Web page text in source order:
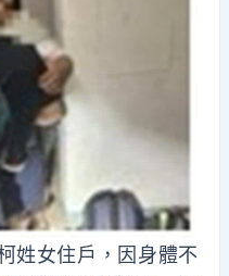
姓女住戶，因身體不